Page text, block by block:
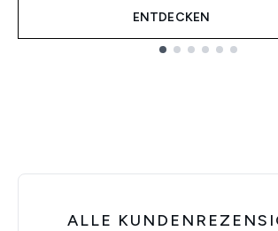
ENTDECKEN
ALLE